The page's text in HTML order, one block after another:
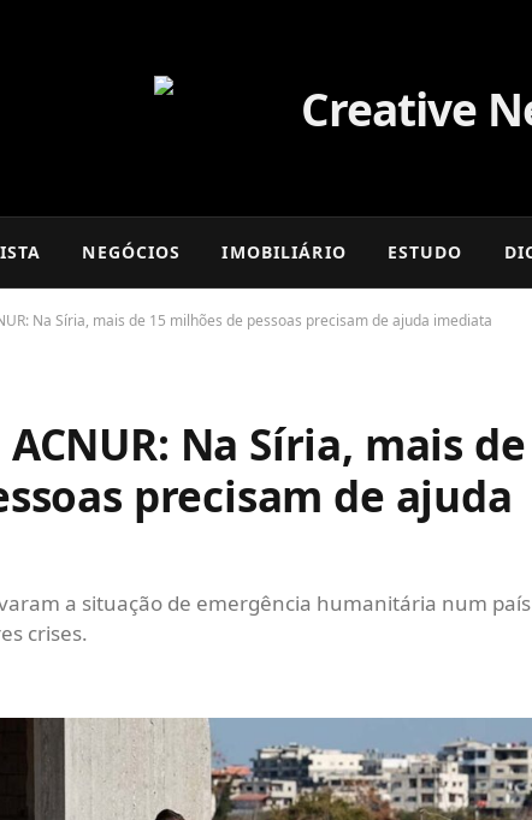
NEGÓCIOS IMOBILIÁRIO ESTUDO
Na Síria, mais de 15 milhões de pessoas precisam de ajuda imediata
Na Síria, mais
precisam de ajuda
a situação de emergência humanitária num
crises.